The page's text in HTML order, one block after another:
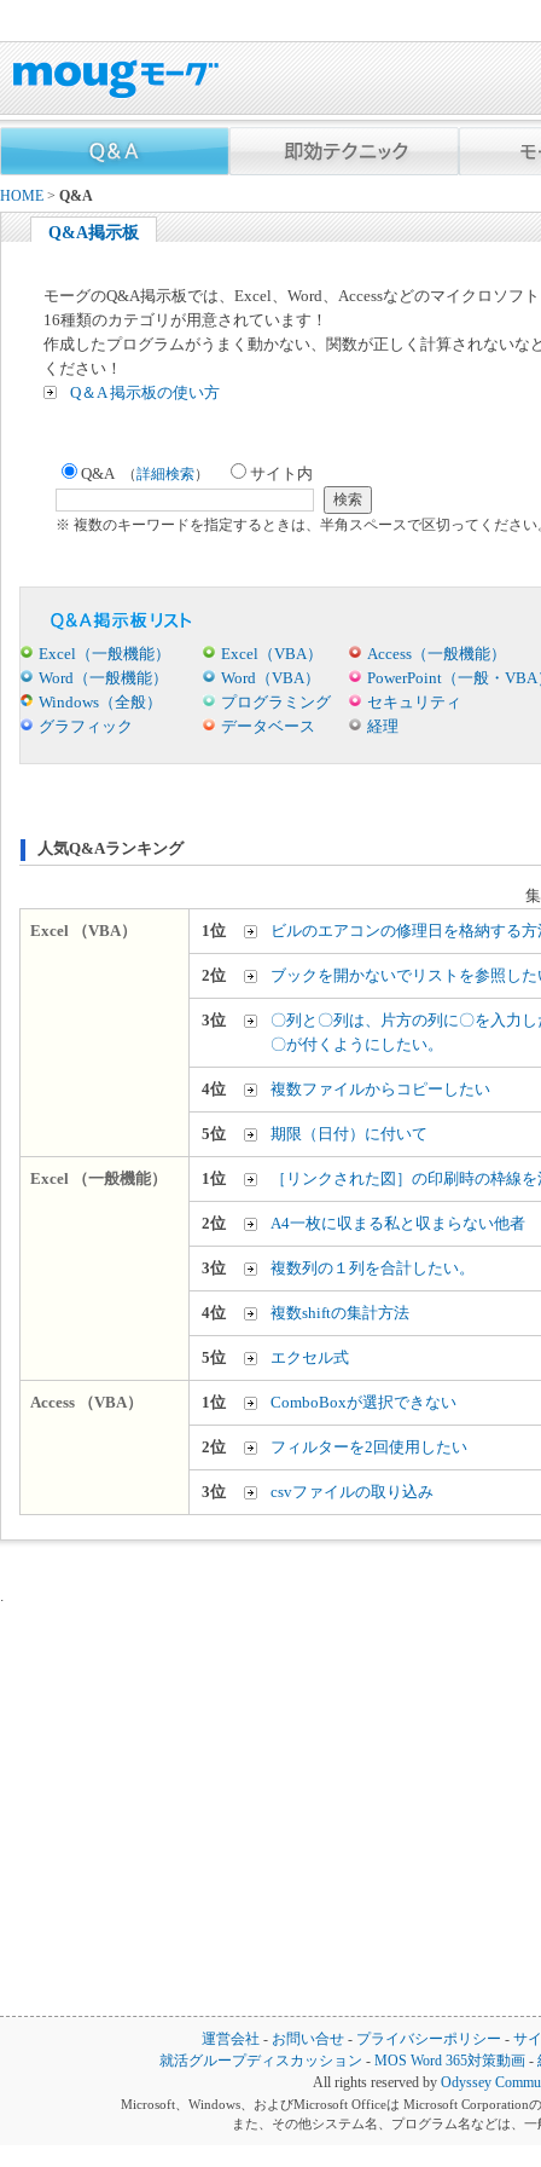
HOME > Q&A
Q&A掲示板
モーグのQ&A掲示板では、Excel、Word、Accessなどのマイクロソフ
16種類のカテゴリが用意されています！
作成したプログラムがうまく動かない、関数が正しく計算されないな
ください！
Q＆A 掲示板の使い方
Q&A （詳細検索） サイト内
※ 複数のキーワードを指定するときは、半角スペースで区切ってください
Excel（一般機能） Excel（VBA）
Access（一般機能）
Word（一般機能）
Word（VBA）
PowerPoint（一般・VBA
Windows（全般）
プログラミング
セキュリティ
グラフィック
データベース 経理
人気Q&Aランキング
Excel （VBA）
1位 ビルのエアコンの修理日を格納する方
2位 ブックを開かないでリストを参照した
3位
〇列と〇列は、片方の列に〇を入力
〇が付くようにしたい。
4位 複数ファイルからコピーしたい
5位 期限（日付）に付いて
Excel （一般機能） 1位 ［リンクされた図］の印刷時の枠線
2位 A4一枚に収まる私と収まらない他者
3位 複数列の１列を合計したい。
4位 複数shiftの集計方法
5位 エクセル式
Access （VBA） 1位 ComboBoxが選択できない
2位 フィルターを2回使用したい
3位 csvファイルの取り込み
運営会社 - お問い合せ - プライバシーポリシー - サ
就活グループディスカッション -MOS Word 365対策動画 -
All rights reserved by Odyssey
Microsoft、Windows、およびMicrosoft Officeは Microsoft Corporation
また、その他システム名、プログラム名などは、